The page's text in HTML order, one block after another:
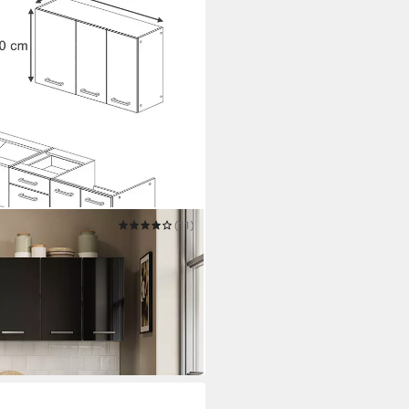
Hochglanz/Weiß, 160 cm mit
(11)